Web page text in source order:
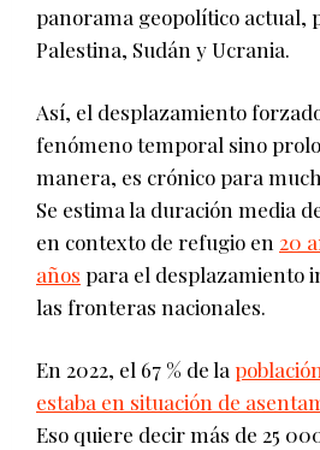
panorama geopolítico actual,
Palestina, Sudán y Ucrania.
Así, el desplazamiento
fenómeno temporal sino
manera, es crónico para
Se estima la duración media
en contexto de refugio en 20
años para el desplazamiento
las fronteras nacionales.
En 2022, el 67 % de la
estaba en situación de
Eso quiere decir más de 25